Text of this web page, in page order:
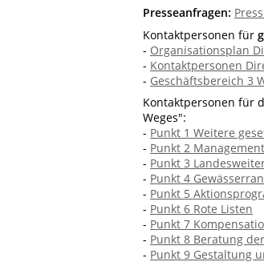
Presseanfragen:
Kontaktpersonen für
- Organisationsplan
- Kontaktpersonen
- Geschäftsbereich 3
Kontaktpersonen für
Weges":
- Punkt 1 Weitere
- Punkt 2
- Punkt 3
- Punkt 4
- Punkt 5
- Punkt 6 Rote Listen
- Punkt 7
- Punkt 8 Beratung
- Punkt 9 Gestaltung